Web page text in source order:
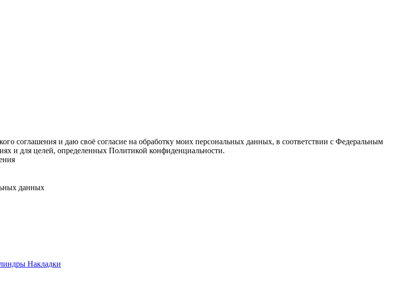
соглашения и даю своё согласие на обработку моих персональных данных, в соответствии с Федеральным
и для целей, определенных Политикой конфиденциальности.
данных
Накладки